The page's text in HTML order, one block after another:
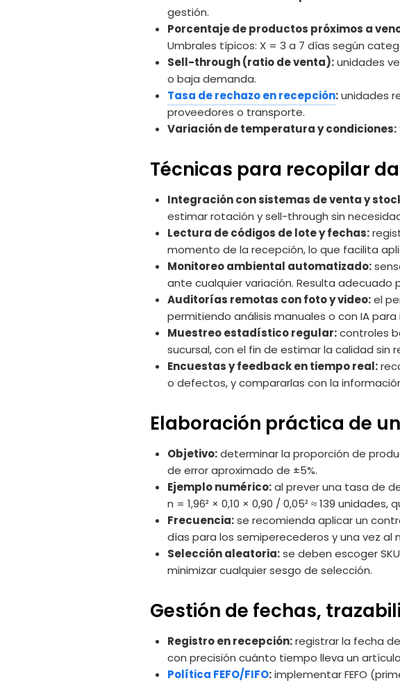
gestión.
Porcentaje de productos próximos a
Umbrales típicos: X = 3 a 7 días según
Sell-through (ratio de venta):unidades
o baja demanda.
Tasa de rechazo en recepción:unidades
proveedores o transporte.
Variación de temperatura y condiciones:
Técnicas para recopilar
Integración con sistemas de venta y
estimar rotación y sell-through sin
Lectura de códigos de lote y fechas:
momento de la recepción, lo que facilita
Monitoreo ambiental automatizado:
ante cualquier variación. Resulta
Auditorías remotas con foto y video:el
permitiendo análisis manuales o con IA
Muestreo estadístico regular:controles
sucursal, con el fin de estimar la calidad sin
Encuestas y feedback en tiempo real:
o defectos, y compararlas con la
Elaboración práctica de
Objetivo:determinar la proporción de
de error aproximado de ±5%.
Ejemplo numérico:al prever una tasa de
n = 1,96² × 0,10 × 0,90 / 0,05² ≈ 139
Frecuencia:se recomienda aplicar un
días para los semiperecederos y una vez
Selección aleatoria:se deben escoger
minimizar cualquier sesgo de selección.
Gestión de fechas,
Registro en recepción:registrar la fecha
con precisión cuánto tiempo lleva un
Política FEFO/FIFO:implementar FEFO